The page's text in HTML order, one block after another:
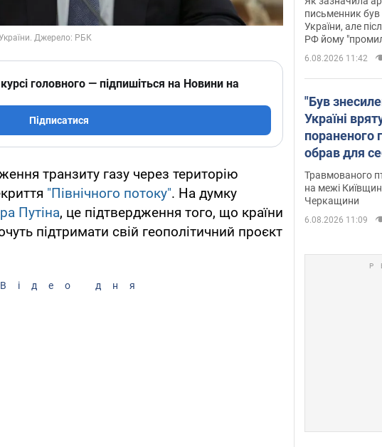
головного — підпишіться на Новини на
Підписатися
транзиту газу через територію
"Північного потоку". На думку
Путіна, це підтвердження того, що країни
підтримати свій геополітичний проєкт
Відео дня
знав, а
геноциду
письменник
України, але
РФ йому
6.08.2026 11:42
"Був
Україні
пораненого
обрав для
нетиповий
Фото
Травмованого
на межі
Черкащини
6.08.2026 11:09